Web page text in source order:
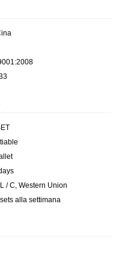
/ C, Western Union
alla settimana